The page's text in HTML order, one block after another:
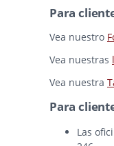
Para
Vea nuestro
Vea nuestras
Vea nuestra
Para
Las